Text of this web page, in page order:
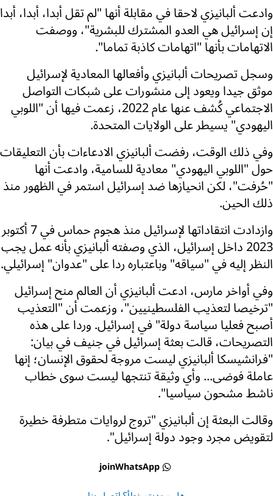
وادعت ألبانيزي لاحقا في مقابلة أنها "لم تقل أبدا، أبدا، أبدا
إن إسرائيل هي العدو المشترك للبشرية"، ووصفت
الاتهامات بأنها "اتهامات كاذبة تماما".
وسجل تصريحات ألبانيزي وأفعالها المعادية لإسرائيل
موثق جيدا ويعود إلى منشورات على شبكات التواصل
الاجتماعي كُشف عنها عام 2022، زعمت فيها أن "اللوبي
اليهودي" يسيطر على الولايات المتحدة.
وفي ذلك الوقت، رفضت ألبانيزي الادعاءات بأن التعليقات
حول "اللوبي اليهودي" معادية للسامية، وادعت أنها
"حُرفت"، لكن انحيازها ضد إسرائيل استمر في الظهور منذ
ذلك الحين.
وازدادت انتقاداتها لإسرائيل منذ هجوم حماس في 7 أكتوبر
2023 داخل إسرائيل، الذي وصفته ألبانيزي بأنه عمل يجب
النظر إليه في "سياقه" وباعتباره ردا على "عدوان" إسرائيلي.
وفي أواخر مارس، ادعت ألبانيزي أن العالم منح إسرائيل
"ترخيصا لتعذيب الفلسطينيين"، وزعمت أن "التعذيب
أصبح فعليا سياسة دولة" في إسرائيل. وردا على هذه
التصريحات، قالت بعثة إسرائيل في جنيف في بيان:
"فرانشيسكا ألبانيزي ليست مروجة لحقوق الإنسان؛ إنها
عاملة فوضى... وأي وثيقة تنتجها ليست سوى خطاب
ناشط مشحون سياسيا".
وقالت البعثة إن ألبانيزي "تروج لروايات متطرفة خطيرة
لتقويض مجرد وجود دولة إسرائيل".
joinWhatsApp